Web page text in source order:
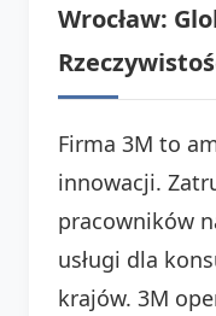
Wrocław:
Firma 3M to
innowacji.
pracowników
usługi dla
krajów. 3M